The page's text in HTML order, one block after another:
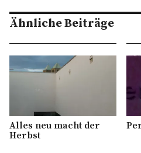
Ähnliche Beiträge
Alles neu macht der
Herbst